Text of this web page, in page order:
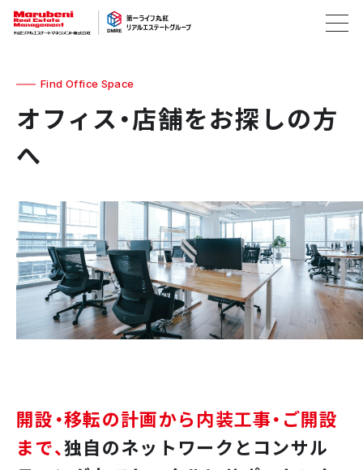
Find Office Space
オフィス・店舗をお探しの方
へ
開設・移転の計画から内装工事・ご開設
まで、独自のネットワークとコンサル